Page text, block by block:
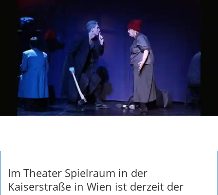
Im Theater Spielraum in der
Kaiserstraße in Wien ist derzeit der